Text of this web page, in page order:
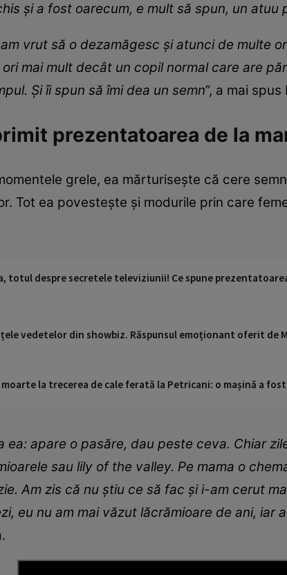
și a fost oarecum, e mult să spun, un atuu
vrut să o dezamăgesc și atunci de multe
mai mult decât un copil normal care are
Și îi spun să îmi dea un semn”, a mai
prezentatoarea de la
grele, ea mărturisește că cere
Tot ea povestește și modurile prin care
totul despre secretele televiziunii! Ce spune
vedetelor din showbiz. Răspunsul emoționant oferit de
moarte la trecerea de cale ferată la Petricani: o mașină a
ea: apare o pasăre, dau peste ceva. Chiar
sau lily of the valley. Pe mama o
Am zis că nu știu ce să fac și i-am cerut
eu nu am mai văzut lăcrămioare de ani, iar